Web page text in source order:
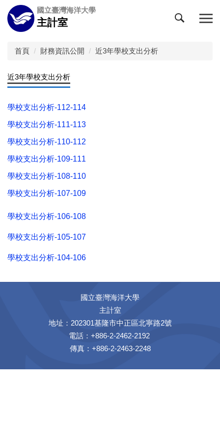
跳
到
主
區
國立臺灣海洋大學
主計室
首頁 財務資訊公開 近3年學校支出分析
近3年學校支出分析
學校支出分析-112-114
學校支出分析-111-113
學校支出分析-110-112
學校支出分析-109-111
學校支出分析-108-110
學校支出分析-107-109
學校支出分析-106-108
學校支出分析-105-107
學校支出分析-104-106
國立臺灣海洋大學
主計室
地址：202301基隆市中正區北寧路2號
電話：+886-2-2462-2192
傳真：+886-2-2463-2248